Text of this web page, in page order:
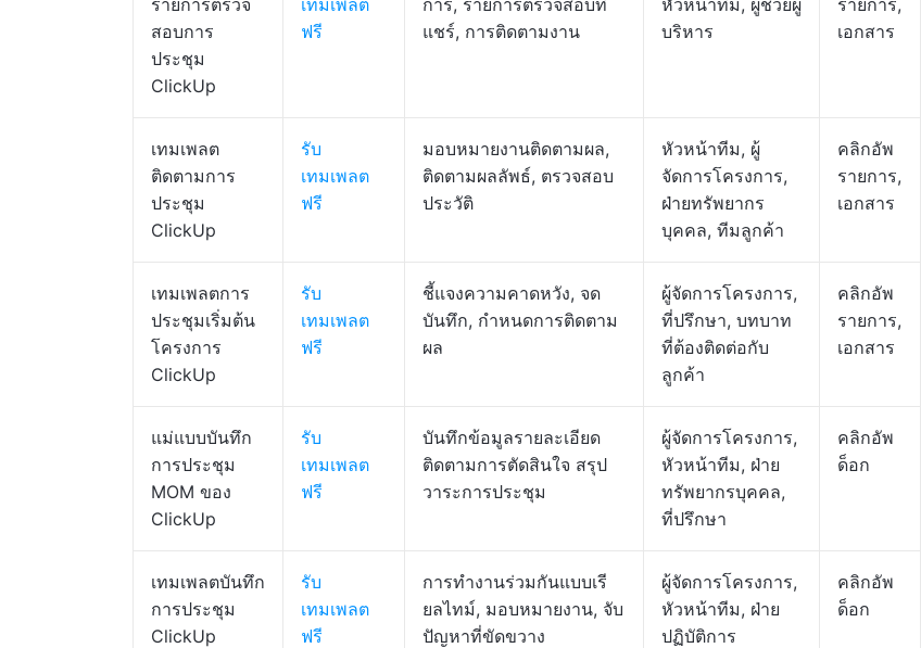
รายการตรวจ
สอบการ
ประชุม
ClickUp
เทมเพลต
ฟรี
การ, รายการตรวจสอบที่
แชร์, การติดตามงาน
หัวหน้าทีม, ผู้ช่วยผู้
บริหาร
รายการ,
เอกสาร
เทมเพลต
ติดตามการ
ประชุม
ClickUp
รับ
เทมเพลต
ฟรี
มอบหมายงานติดตามผล,
ติดตามผลลัพธ์, ตรวจสอบ
ประวัติ
หัวหน้าทีม, ผู้
จัดการโครงการ,
ฝ่ายทรัพยากร
บุคคล, ทีมลูกค้า
คลิกอัพ
รายการ,
เอกสาร
เทมเพลตการ
ประชุมเริ่มต้น
โครงการ
ClickUp
รับ
เทมเพลต
ฟรี
ชี้แจงความคาดหวัง, จด
บันทึก, กำหนดการติดตาม
ผล
ผู้จัดการโครงการ,
ที่ปรึกษา, บทบาท
ที่ต้องติดต่อกับ
ลูกค้า
คลิกอัพ
รายการ,
เอกสาร
แม่แบบบันทึก
การประชุม
MOM ของ
ClickUp
รับ
เทมเพลต
ฟรี
บันทึกข้อมูลรายละเอียด
ติดตามการตัดสินใจ สรุป
วาระการประชุม
ผู้จัดการโครงการ,
หัวหน้าทีม, ฝ่าย
ทรัพยากรบุคคล,
ที่ปรึกษา
คลิกอัพ
ด็อก
เทมเพลตบันทึก
การประชุม
ClickUp
รับ
เทมเพลต
ฟรี
การทำงานร่วมกันแบบเรี
ยลไทม์, มอบหมายงาน, จับ
ปัญหาที่ขัดขวาง
ผู้จัดการโครงการ,
หัวหน้าทีม, ฝ่าย
ปฏิบัติการ
คลิกอัพ
ด็อก